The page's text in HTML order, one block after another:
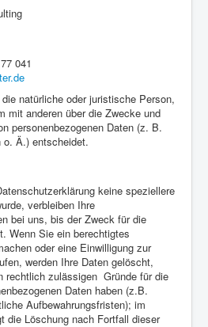
041
natürliche oder juristische Person,
mit anderen über die Zwecke und
personenbezogenen Daten (z. B.
o. Ä.) entscheidet.
keine speziellere
verbleiben Ihre
bei uns, bis der Zweck für die
Wenn Sie ein berechtigtes
oder eine Einwilligung zur
werden Ihre Daten gelöscht,
rechtlich zulässigen Gründe für die
Daten haben (z.B.
Aufbewahrungsfristen); im
die Löschung nach Fortfall dieser